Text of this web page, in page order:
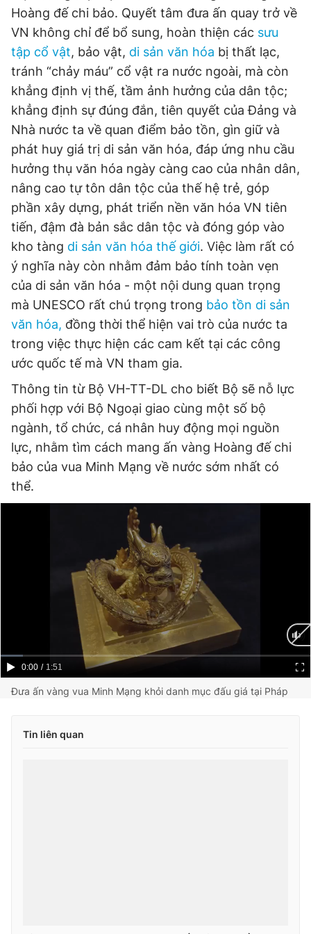
Giấy phép xuất bản số 110/GP - BTTTT cấp ngày 24.3.2020
© 2003-2026 Bản quyền thuộc về Báo Thanh Niên. Cấm sao
chép dưới mọi hình thức nếu không có sự chấp thuận bằng văn
bản. Phát triển bởi ePi Technologies, JSC.
Hoàng đế chi bảo. Quyết tâm đưa ấn quay trở về
VN không chỉ để bổ sung, hoàn thiện các sưu
tập cổ vật, bảo vật, di sản văn hóa bị thất lạc,
tránh “chảy máu” cổ vật ra nước ngoài, mà còn
khẳng định vị thế, tầm ảnh hưởng của dân tộc;
khẳng định sự đúng đắn, tiên quyết của Đảng và
Nhà nước ta về quan điểm bảo tồn, gìn giữ và
phát huy giá trị di sản văn hóa, đáp ứng nhu cầu
hưởng thụ văn hóa ngày càng cao của nhân dân,
nâng cao tự tôn dân tộc của thế hệ trẻ, góp
phần xây dựng, phát triển nền văn hóa VN tiên
tiến, đậm đà bản sắc dân tộc và đóng góp vào
kho tàng di sản văn hóa thế giới. Việc làm rất có
ý nghĩa này còn nhằm đảm bảo tính toàn vẹn
của di sản văn hóa - một nội dung quan trọng
mà UNESCO rất chú trọng trong bảo tồn di sản
văn hóa, đồng thời thể hiện vai trò của nước ta
trong việc thực hiện các cam kết tại các công
ước quốc tế mà VN tham gia.
Thông tin từ Bộ VH-TT-DL cho biết Bộ sẽ nỗ lực
phối hợp với Bộ Ngoại giao cùng một số bộ
ngành, tổ chức, cá nhân huy động mọi nguồn
lực, nhằm tìm cách mang ấn vàng Hoàng đế chi
bảo của vua Minh Mạng về nước sớm nhất có
thể.
Current
Time
0:00 / Duration
1:51
Đưa ấn vàng vua Minh Mạng khỏi danh mục đấu giá tại Pháp
Tin liên quan